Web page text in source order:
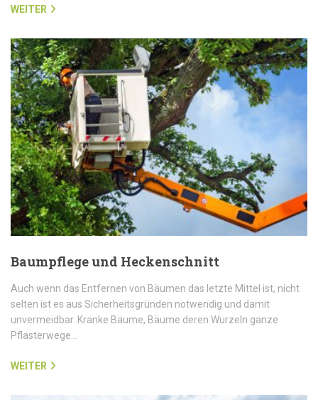
WEITER
Baumpflege und Heckenschnitt
Auch wenn das Entfernen von Bäumen das letzte Mittel ist, nicht
selten ist es aus Sicherheitsgründen notwendig und damit
unvermeidbar. Kranke Bäume, Bäume deren Wurzeln ganze
Pflasterwege…
WEITER